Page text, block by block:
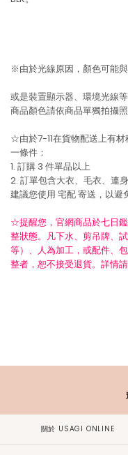
※由於光線原因，顏色可能與
或是裝置顯示器、環境光線
商品顏色請依商品單獨拍攝照
☆由於7-11在貨物配送上有
一條件：
1. 訂購 3 件單品以上
2. 訂單包含大衣、毛衣、連
建議您使用 宅配寄送，以避
☆提醒您，官網商品於七日
整狀態。凡下水、剪吊牌、
等）、人為加工，或配件、
整者，恕不接受退貨。詳情請
關於 USAGI ONLINE